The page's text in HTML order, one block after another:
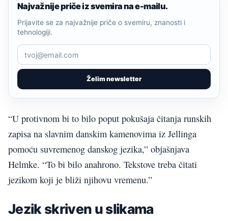
Najvažnije priče iz svemira na e-mailu.
Želim newsletter
Prijavite se za najvažnije priče o svemiru, znanosti i
tehnologiji.
“U protivnom bi to bilo poput pokušaja čitanja runskih
zapisa na slavnim danskim kamenovima iz Jellinga
pomoću suvremenog danskog jezika,” objašnjava
Helmke. “To bi bilo anahrono. Tekstove treba čitati
jezikom koji je bliži njihovu vremenu.”
Jezik skriven u slikama